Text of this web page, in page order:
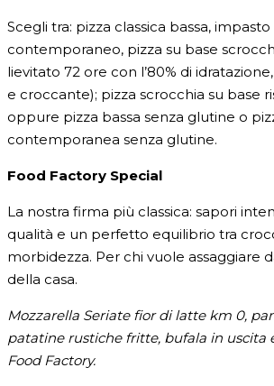
Scegli tra: pizza classica bassa,
contemporaneo, pizza su base
lievitato 72 ore con l’80% di
e croccante); pizza scrocchia su base
oppure pizza bassa senza glutine o
contemporanea senza glutine.
Food Factory Special
La nostra firma più classica: sapori
qualità e un perfetto equilibrio tra
morbidezza. Per chi vuole assaggiare
della casa.
Mozzarella Seriate fior di latte km 0,
patatine rustiche fritte, bufala in uscita
Food Factory.